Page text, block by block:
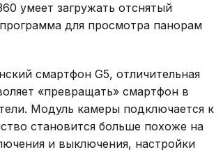
умеет загружать отснятый
для просмотра панорам
смартфон G5, отличительная
«превращать» смартфон в
Модуль камеры подключается к
становится больше похоже на
и выключения, настройки